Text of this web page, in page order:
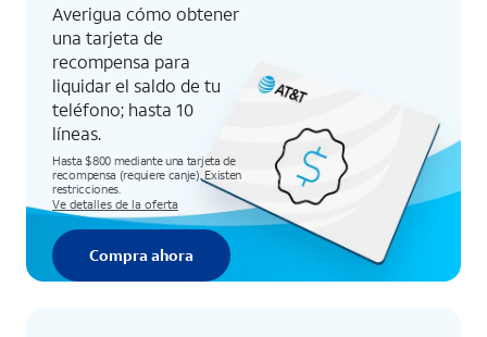
Averigua cómo obtener
una tarjeta de
recompensa para
liquidar el saldo de tu
teléfono; hasta 10
líneas.
Hasta $800 mediante una tarjeta de
recompensa (requiere canje). Existen
restricciones.
Ve detalles de la oferta
Compra ahora